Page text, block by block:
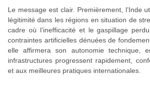
Le message est clair. Premièrement, l’Inde
légitimité dans les régions en situation de
cadre où l’inefficacité et le gaspillage
contraintes artificielles dénuées de
elle affirmera son autonomie technique,
infrastructures progressent rapidement,
et aux meilleures pratiques internationales.